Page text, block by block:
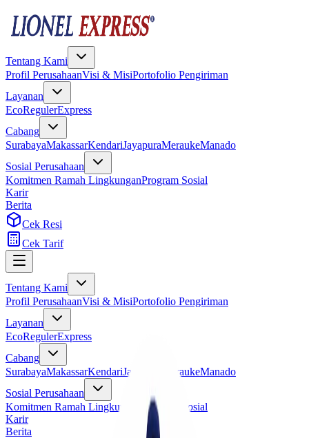
Tentang Kami
Profil PerusahaanVisi & MisiPortofolio Pengiriman
Layanan
EcoRegulerExpress
Cabang
SurabayaMakassarKendariJayapuraMeraukeManado
Sosial Perusahaan
Komitmen Ramah LingkunganProgram Sosial
Karir
Berita
Cek Resi
Cek Tarif
Tentang Kami
Profil PerusahaanVisi & MisiPortofolio Pengiriman
Layanan
EcoRegulerExpress
Cabang
SurabayaMakassarKendariJayapura MeraukeManado
Sosial Perusahaan
Komitmen Ramah Lingkungan
Program Sosial
Karir
Berita